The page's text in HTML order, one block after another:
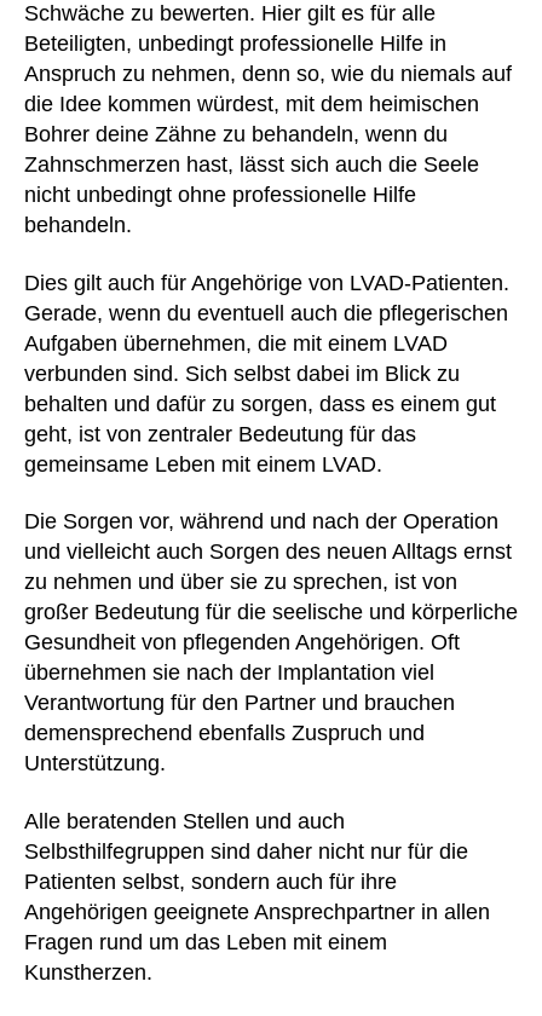
Schwäche zu bewerten. Hier gilt es für alle
Beteiligten, unbedingt professionelle Hilfe in
Anspruch zu nehmen, denn so, wie du niemals auf
die Idee kommen würdest, mit dem heimischen
Bohrer deine Zähne zu behandeln, wenn du
Zahnschmerzen hast, lässt sich auch die Seele
nicht unbedingt ohne professionelle Hilfe
behandeln.
Dies gilt auch für Angehörige von LVAD-Patienten.
Gerade, wenn du eventuell auch die pflegerischen
Aufgaben übernehmen, die mit einem LVAD
verbunden sind. Sich selbst dabei im Blick zu
behalten und dafür zu sorgen, dass es einem gut
geht, ist von zentraler Bedeutung für das
gemeinsame Leben mit einem LVAD.
Die Sorgen vor, während und nach der Operation
und vielleicht auch Sorgen des neuen Alltags ernst
zu nehmen und über sie zu sprechen, ist von
großer Bedeutung für die seelische und körperliche
Gesundheit von pflegenden Angehörigen. Oft
übernehmen sie nach der Implantation viel
Verantwortung für den Partner und brauchen
demensprechend ebenfalls Zuspruch und
Unterstützung.
Alle beratenden Stellen und auch
Selbsthilfegruppen sind daher nicht nur für die
Patienten selbst, sondern auch für ihre
Angehörigen geeignete Ansprechpartner in allen
Fragen rund um das Leben mit einem
Kunstherzen.